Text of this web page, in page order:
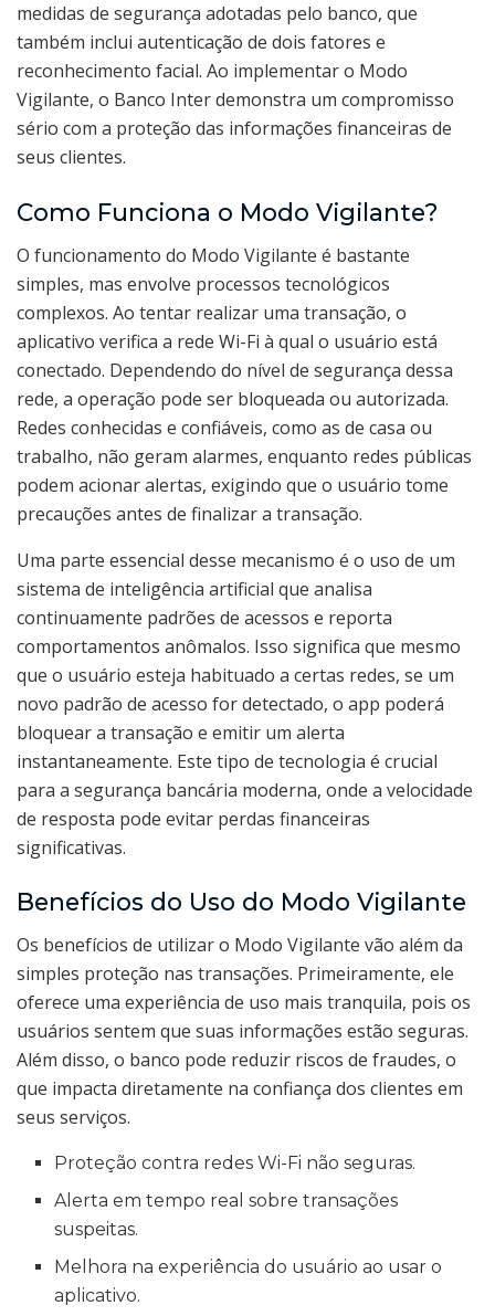
medidas de segurança adotadas pelo banco, que
também inclui autenticação de dois fatores e
reconhecimento facial. Ao implementar o Modo
Vigilante, o Banco Inter demonstra um compromisso
sério com a proteção das informações financeiras de
seus clientes.
Como Funciona o Modo Vigilante?
O funcionamento do Modo Vigilante é bastante
simples, mas envolve processos tecnológicos
complexos. Ao tentar realizar uma transação, o
aplicativo verifica a rede Wi-Fi à qual o usuário está
conectado. Dependendo do nível de segurança dessa
rede, a operação pode ser bloqueada ou autorizada.
Redes conhecidas e confiáveis, como as de casa ou
trabalho, não geram alarmes, enquanto redes públicas
podem acionar alertas, exigindo que o usuário tome
precauções antes de finalizar a transação.
Uma parte essencial desse mecanismo é o uso de um
sistema de inteligência artificial que analisa
continuamente padrões de acessos e reporta
comportamentos anômalos. Isso significa que mesmo
que o usuário esteja habituado a certas redes, se um
novo padrão de acesso for detectado, o app poderá
bloquear a transação e emitir um alerta
instantaneamente. Este tipo de tecnologia é crucial
para a segurança bancária moderna, onde a velocidade
de resposta pode evitar perdas financeiras
significativas.
Benefícios do Uso do Modo Vigilante
Os benefícios de utilizar o Modo Vigilante vão além da
simples proteção nas transações. Primeiramente, ele
oferece uma experiência de uso mais tranquila, pois os
usuários sentem que suas informações estão seguras.
Além disso, o banco pode reduzir riscos de fraudes, o
que impacta diretamente na confiança dos clientes em
seus serviços.
Proteção contra redes Wi-Fi não seguras.
Alerta em tempo real sobre transações
suspeitas.
Melhora na experiência do usuário ao usar o
aplicativo.